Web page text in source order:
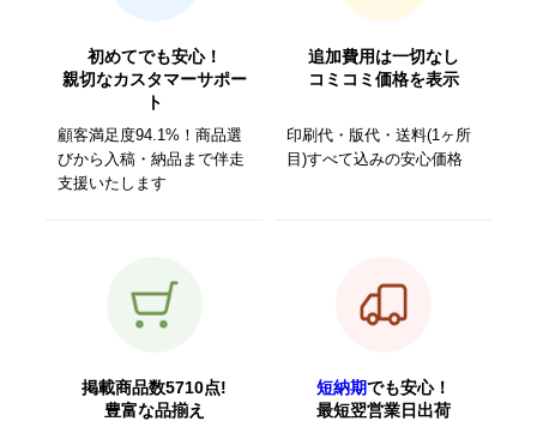
初めてでも安心！
親切なカスタマーサポー
ト
顧客満足度94.1%！商品選
びから入稿・納品まで伴走
支援いたします
追加費用は一切なし
コミコミ価格を表示
印刷代・版代・送料(1ヶ所
目)すべて込みの安心価格
掲載商品数5710点!
豊富な品揃え
短納期でも安心！
最短翌営業日出荷